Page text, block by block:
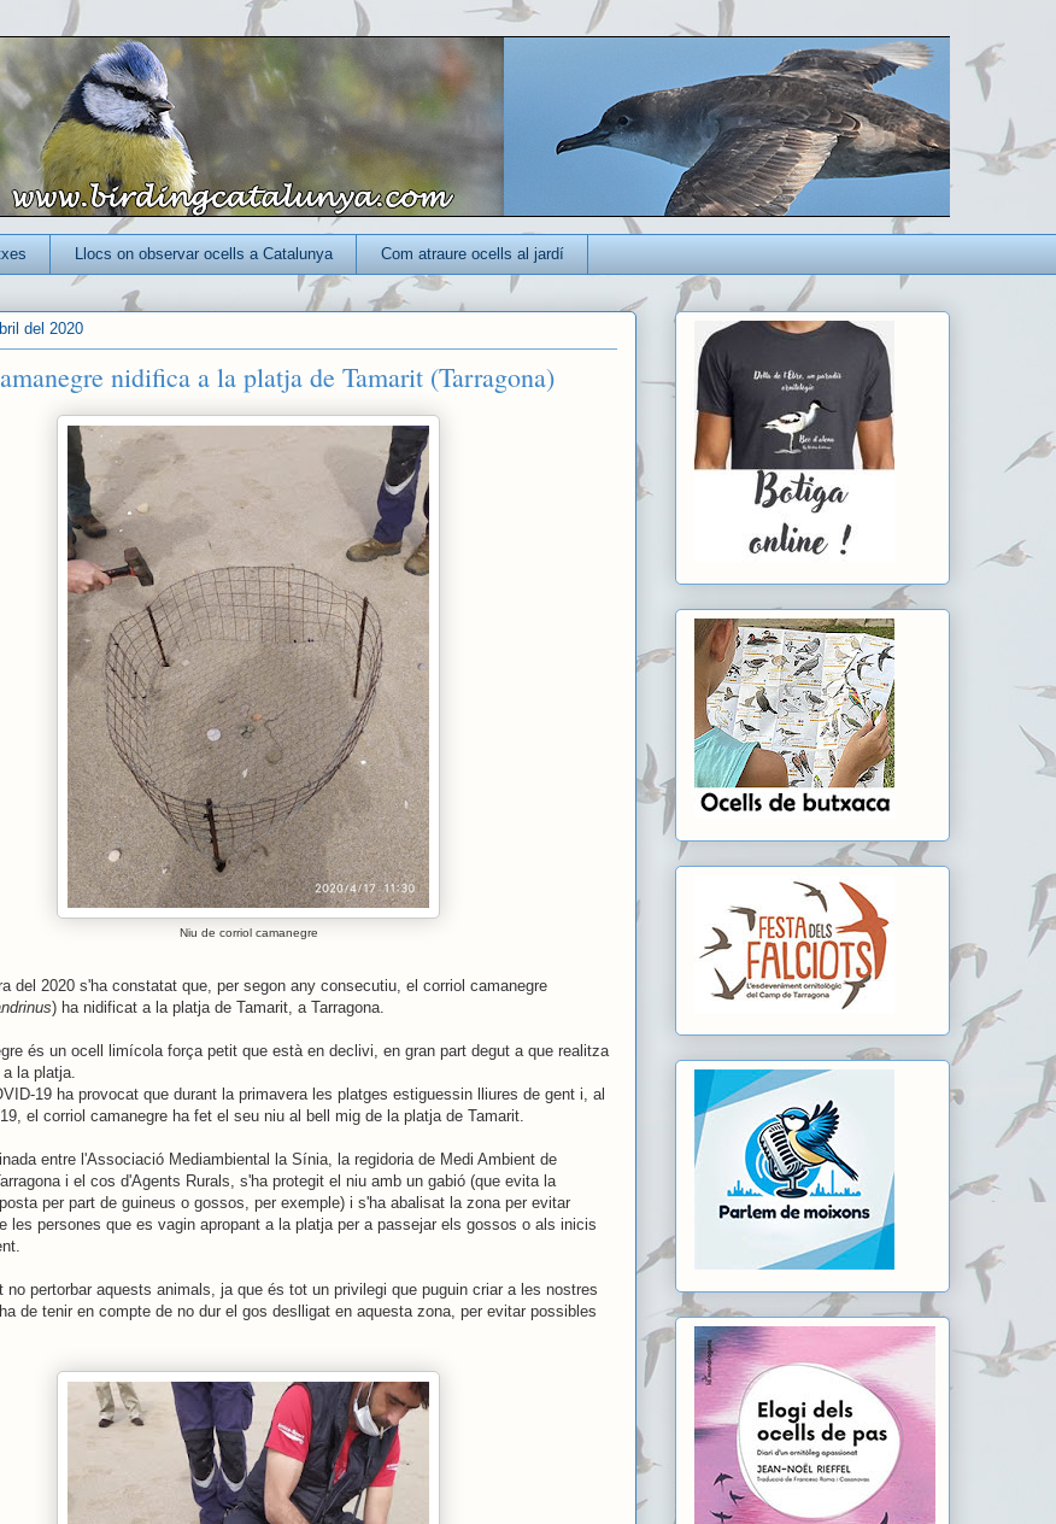
Llocs on observar ocells a Catalunya Com atraure ocells al jardí
del 2020
nidifica a la platja de Tamarit (Tarragona)
Niu de corriol camanegre
del 2020 s'ha constatat que, per segon any consecutiu, el corriol camanegre
) ha nidificat a la platja de Tamarit, a Tarragona.
és un ocell limícola força petit que està en declivi, en gran part degut a que realitza
la platja.
19 ha provocat que durant la primavera les platges estiguessin lliures de gent i, al
el corriol camanegre ha fet el seu niu al bell mig de la platja de Tamarit.
entre l'Associació Mediambiental la Sínia, la regidoria de Medi Ambient de
i el cos d'Agents Rurals, s'ha protegit el niu amb un gabió (que evita la
per part de guineus o gossos, per exemple) i s'ha abalisat la zona per evitar
les persones que es vagin apropant a la platja per a passejar els gossos o als inicis
no pertorbar aquests animals, ja que és tot un privilegi que puguin criar a les nostres
de tenir en compte de no dur el gos deslligat en aquesta zona, per evitar possibles